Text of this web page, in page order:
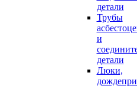
детали
Трубы
и
детали
Люки,